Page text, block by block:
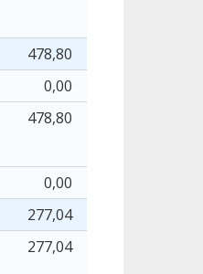
478,80
0,00
478,80
0,00
277,04
277,04